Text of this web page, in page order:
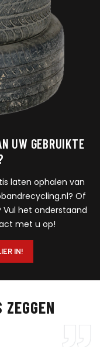
UW GEBRUIKTE
laten ophalen van
Of
het onderstaand
met u op!
IN!